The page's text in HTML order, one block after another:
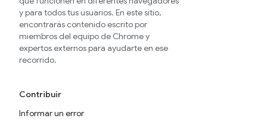
y para todos tus usuarios. En este sitio,
encontrarás contenido escrito por
miembros del equipo de Chrome y
expertos externos para ayudarte en ese
recorrido.
Contribuir
Informar un error